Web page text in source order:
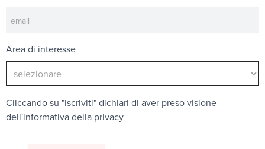
Area di interesse
Cliccando su "iscriviti" dichiari di aver preso visione
dell'informativa della privacy